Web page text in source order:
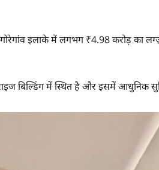
इलाके में लगभग ₹4.98 करोड़ का
बिल्डिंग में स्थित है और इसमें आधुनिक